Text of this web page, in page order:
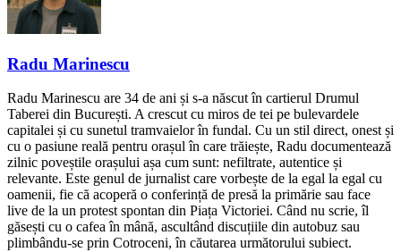
Radu Marinescu
Radu Marinescu are 34 de ani și s-a născut în cartierul Drumul
Taberei din București. A crescut cu miros de tei pe bulevardele
capitalei și cu sunetul tramvaielor în fundal. Cu un stil direct, onest și
cu o pasiune reală pentru orașul în care trăiește, Radu documentează
zilnic poveștile orașului așa cum sunt: nefiltrate, autentice și
relevante. Este genul de jurnalist care vorbește de la egal la egal cu
oamenii, fie că acoperă o conferință de presă la primărie sau face
live de la un protest spontan din Piața Victoriei. Când nu scrie, îl
găsești cu o cafea în mână, ascultând discuțiile din autobuz sau
plimbându-se prin Cotroceni, în căutarea următorului subiect.